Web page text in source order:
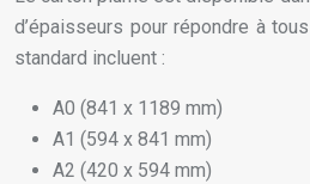
d’épaisseurs pour répondre à
standard incluent :
A0 (841 x 1189 mm)
A1 (594 x 841 mm)
A2 (420 x 594 mm)